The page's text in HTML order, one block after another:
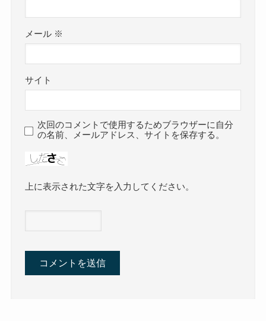
メール ※
サイト
次回のコメントで使用するためブラウザーに自分
の名前、メールアドレス、サイトを保存する。
上に表示された文字を入力してください。